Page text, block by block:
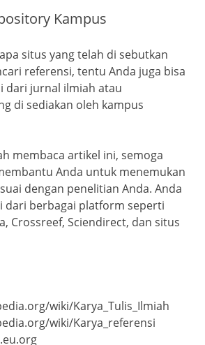
Kampus
situs yang telah di sebutkan
referensi, tentu Anda juga bisa
dari jurnal ilmiah atau
di sediakan oleh kampus
membaca artikel ini, semoga
Anda untuk menemukan
dengan penelitian Anda. Anda
dari berbagai platform seperti
Crossreef, Sciendirect, dan situs
wiki/Karya_Tulis_Ilmiah
wiki/Karya_referensi